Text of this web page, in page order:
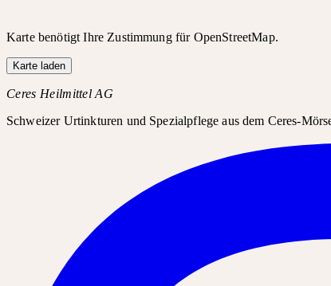
Karte benötigt Ihre Zustimmung für OpenStreetMap.
Karte laden
Ceres Heilmittel AG
Schweizer Urtinkturen und Spezialpflege aus dem Ceres-